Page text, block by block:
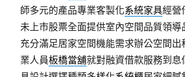
師多元的產品專業客製化系統家具經營
未上市股票全面提供室內空間品質領導
充分滿足居家空間機能需求辦公空間出
業人員板橋當舖就對融資借款服務到息